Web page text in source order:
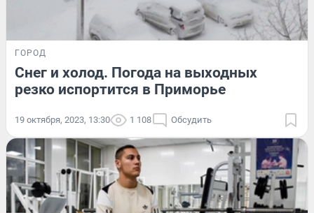
ГОРОД
Снег и холод. Погода на выходных
резко испортится в Приморье
19 октября, 2023, 13:30 1 108 Обсудить